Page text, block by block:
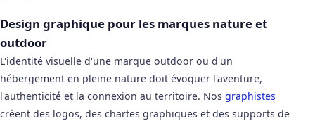
Design graphique pour les marques nature et
outdoor
L'identité visuelle d'une marque outdoor ou d'un
hébergement en pleine nature doit évoquer l'aventure,
l'authenticité et la connexion au territoire. Nos graphistes
créent des logos, des chartes graphiques et des supports de